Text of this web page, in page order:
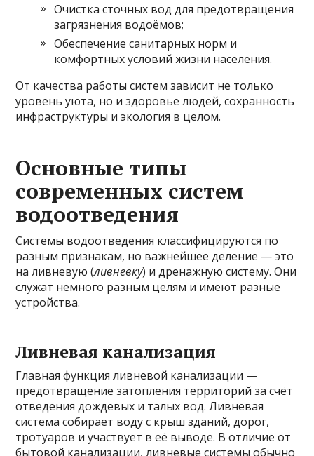
Очистка сточных вод для предотвращения
загрязнения водоёмов;
Обеспечение санитарных норм и
комфортных условий жизни населения.
От качества работы систем зависит не только
уровень уюта, но и здоровье людей, сохранность
инфраструктуры и экология в целом.
Основные типы
современных систем
водоотведения
Системы водоотведения классифицируются по
разным признакам, но важнейшее деление — это
на ливневую (ливневку) и дренажную систему. Они
служат немного разным целям и имеют разные
устройства.
Ливневая канализация
Главная функция ливневой канализации —
предотвращение затопления территорий за счёт
отведения дождевых и талых вод. Ливневая
система собирает воду с крыш зданий, дорог,
тротуаров и участвует в её выводе. В отличие от
бытовой канализации, ливневые системы обычно